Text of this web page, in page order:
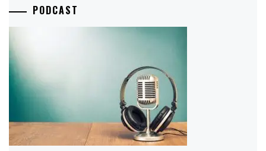
PODCAST